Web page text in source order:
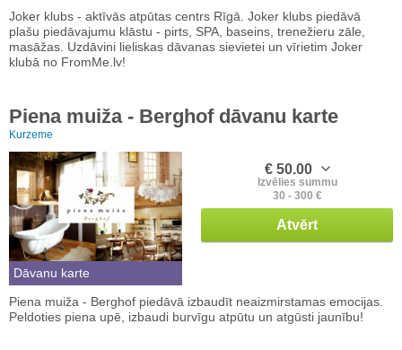
Joker klubs - aktīvās atpūtas centrs Rīgā. Joker klubs piedāvā
plašu piedāvajumu klāstu - pirts, SPA, baseins, trenežieru zāle,
masāžas. Uzdāvini lieliskas dāvanas sievietei un vīrietim Joker
klubā no FromMe.lv!
Piena muiža - Berghof dāvanu karte
Kurzeme
Dāvanu karte
€ 50.00
Izvēlies summu
30 - 300 €
Atvērt
Piena muiža - Berghof piedāvā izbaudīt neaizmirstamas emocijas.
Peldoties piena upē, izbaudi burvīgu atpūtu un atgūsti jaunību!